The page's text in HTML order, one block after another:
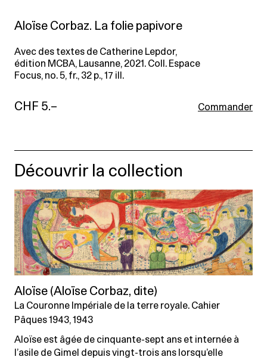
Aloïse Corbaz. La folie papivore
Avec des textes de Catherine Lepdor,
édition MCBA, Lausanne, 2021. Coll. Espace
Focus, no. 5, fr., 32 p., 17 ill.
CHF 5.– Commander
Découvrir la collection
Aloïse (Aloïse Corbaz, dite)
La Couronne Impériale de la terre royale. Cahier
Pâques 1943, 1943
Aloïse est âgée de cinquante-sept ans et internée à
l’asile de Gimel depuis vingt-trois ans lorsqu’elle